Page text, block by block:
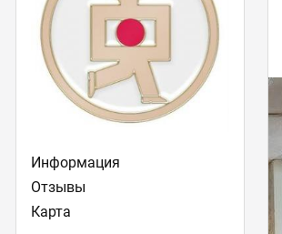
Информация
Отзывы
Карта